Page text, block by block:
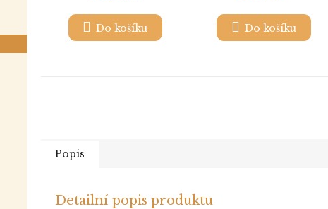
Do košíku Do košíku
Popis
Detailní popis produktu